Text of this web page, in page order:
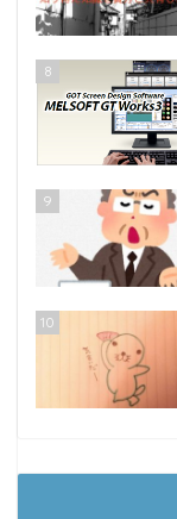
8
9
10